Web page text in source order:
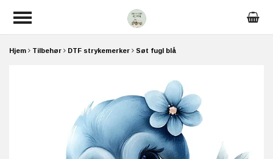
Hjem Tilbehør DTF strykemerker Søt fugl blå